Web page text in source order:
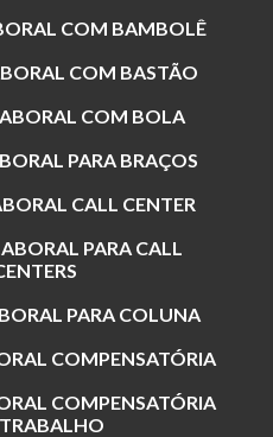
COM BAMBOLÊ
COM BASTÃO
COM BOLA
PARA BRAÇOS
CALL CENTER
PARA CALL
PARA COLUNA
COMPENSATÓRIA
COMPENSATÓRIA